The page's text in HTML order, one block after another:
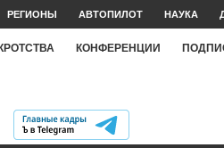
РЕГИОНЫ АВТОПИЛОТ НАУКА
КОНФЕРЕНЦИИ